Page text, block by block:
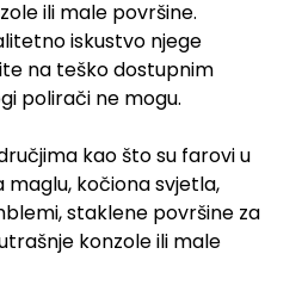
ili male površine.
iskustvo njege
na teško dostupnim
polirači ne mogu.
kao što su farovi u
kočiona svjetla,
staklene površine za
konzole ili male